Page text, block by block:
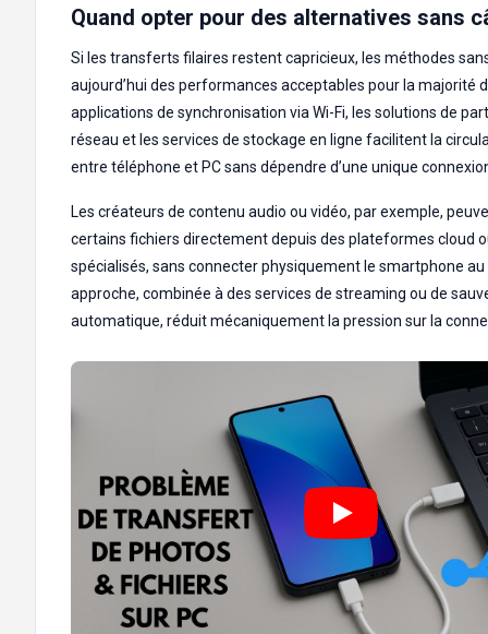
Quand opter pour des alternatives sans
Si les transferts filaires restent capricieux, les méthodes
aujourd’hui des performances acceptables pour la majorité
applications de synchronisation via Wi-Fi, les solutions de
réseau et les services de stockage en ligne facilitent la
entre téléphone et PC sans dépendre d’une unique
Les créateurs de contenu audio ou vidéo, par exemple,
certains fichiers directement depuis des plateformes cloud
spécialisés, sans connecter physiquement le smartphone au
approche, combinée à des services de streaming ou de
automatique, réduit mécaniquement la pression sur la